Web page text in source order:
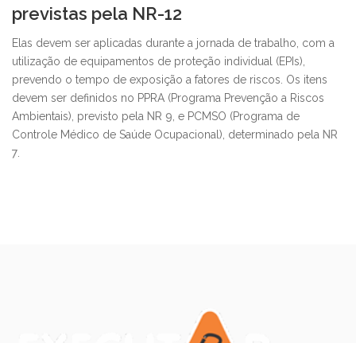
previstas pela NR-12
Elas devem ser aplicadas durante a jornada de trabalho, com a
utilização de equipamentos de proteção individual (EPIs),
prevendo o tempo de exposição a fatores de riscos. Os itens
devem ser definidos no PPRA (Programa Prevenção a Riscos
Ambientais), previsto pela NR 9 , e PCMSO (Programa de
Controle Médico de Saúde Ocupacional), determinado pela NR
7